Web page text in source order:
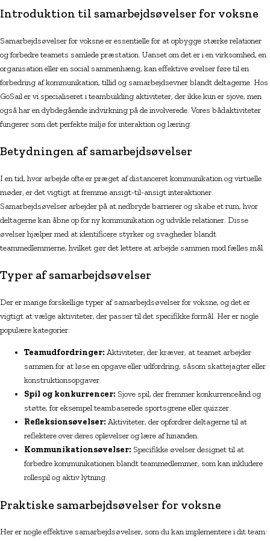
Introduktion til samarbejdsøvelser for voksne
Samarbejdsøvelser for voksne er essentielle for at opbygge stærke relationer
og forbedre teamets samlede præstation. Uanset om det er i en virksomhed, en
organisation eller en social sammenhæng, kan effektive øvelser føre til en
forbedring af kommunikation, tillid og samarbejdsevner blandt deltagerne. Hos
GoSail er vi specialiseret i teambuilding aktiviteter, der ikke kun er sjove, men
også har en dybdegående indvirkning på de involverede. Vores bådaktiviteter
fungerer som det perfekte miljø for interaktion og læring.
Betydningen af samarbejdsøvelser
I en tid, hvor arbejde ofte er præget af distanceret kommunikation og virtuelle
møder, er det vigtigt at fremme ansigt-til-ansigt interaktioner.
Samarbejdsøvelser arbejder på at nedbryde barrierer og skabe et rum, hvor
deltagerne kan åbne op for ny kommunikation og udvikle relationer. Disse
øvelser hjælper med at identificere styrker og svagheder blandt
teammedlemmerne, hvilket gør det lettere at arbejde sammen mod fælles mål.
Typer af samarbejdsøvelser
Der er mange forskellige typer af samarbejdsøvelser for voksne, og det er
vigtigt at vælge aktiviteter, der passer til det specifikke formål. Her er nogle
populære kategorier:
Teamudfordringer: Aktiviteter, der kræver, at teamet arbejder
sammen for at løse en opgave eller udfordring, såsom skattejagter eller
konstruktionsopgaver.
Spil og konkurrencer: Sjove spil, der fremmer konkurrenceånd og
støtte, for eksempel teambaserede sportsgrene eller quizzer.
Refleksionsøvelser: Aktiviteter, der opfordrer deltagerne til at
reflektere over deres oplevelser og lære af hinanden.
Kommunikationsøvelser: Specifikke øvelser designet til at
forbedre kommunikationen blandt teammedlemmer, som kan inkludere
rollespil og aktiv lytning.
Praktiske samarbejdsøvelser for voksne
Her er nogle effektive samarbejdsøvelser, som du kan implementere i dit team: